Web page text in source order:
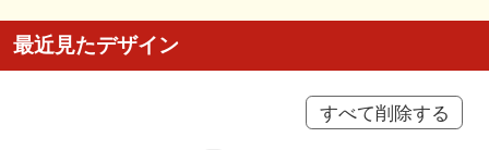
最近見たデザイン
すべて削除する